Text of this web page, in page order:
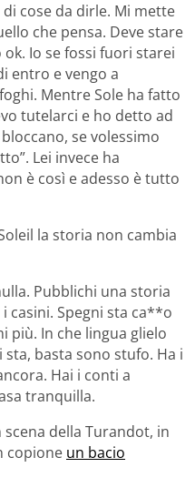
cose da dirle. Mi mette
che pensa. Deve stare
Io se fossi fuori starei
entro e vengo a
Mentre Sole ha fatto
tutelarci e ho detto ad
se volessimo
Lei invece ha
è così e adesso è tutto
la storia non cambia
Pubblichi una storia
casini. Spegni sta ca**o
più. In che lingua glielo
basta sono stufo. Ha i
Hai i conti a
tranquilla.
della Turandot, in
copione un bacio